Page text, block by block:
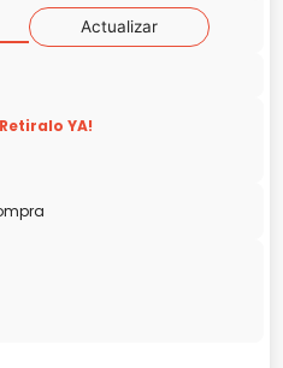
Actualizar
YA!